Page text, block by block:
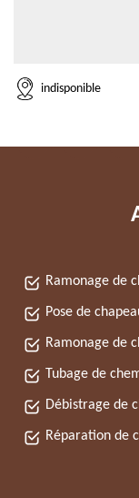
indisponible
Ramonage de
Pose de
Ramonage de
Tubage de
Débistrage de
Réparation de